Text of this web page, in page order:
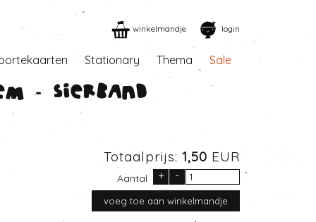
winkelmandje login
Stationary Thema Sale
- Sierband
Totaalprijs: 1,50 EUR
Aantal + -